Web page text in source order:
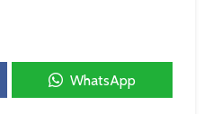
WhatsApp